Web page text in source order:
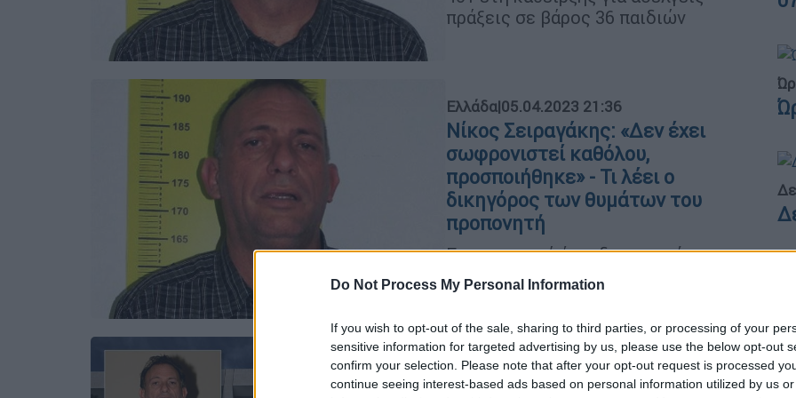
Do Not Process My Personal Information
If you wish to opt-out of the sale, sharing to third parties, or processing of your
sensitive information for targeted advertising by us, please use the below opt-out
confirm your selection. Please note that after your opt-out request is processed
continue seeing interest-based ads based on personal information utilized by us
πράξεις σε βάρος 36 παιδιών
Ελλάδα|05.04.2023 21:36
Νίκος Σειραγάκης: «Δεν έχει
σωφρονιστεί καθόλου,
προσποιήθηκε» - Τι λέει ο
δικηγόρος των θυμάτων του
προπονητή
Ερωτηματικά έχει δημιουργήσει η
αποφυλάκιση του Νίκου Σειραγάκη
Ελλάδα|04.04.2023 18:00